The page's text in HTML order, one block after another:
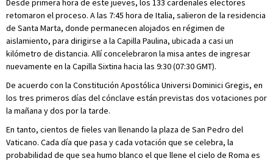
Desde primera hora de este jueves, los 133 cardenales electores
retomaron el proceso. A las 7:45 hora de Italia, salieron de la residencia
de Santa Marta, donde permanecen alojados en régimen de
aislamiento, para dirigirse a la Capilla Paulina, ubicada a casi un
kilómetro de distancia. Allí concelebraron la misa antes de ingresar
nuevamente en la Capilla Sixtina hacia las 9:30 (07:30 GMT).
De acuerdo con la Constitución Apostólica Universi Dominici Gregis, en
los tres primeros días del cónclave están previstas dos votaciones por
la mañana y dos por la tarde.
En tanto, cientos de fieles van llenando la plaza de San Pedro del
Vaticano. Cada día que pasa y cada votación que se celebra, la
probabilidad de que sea humo blanco el que llene el cielo de Roma es